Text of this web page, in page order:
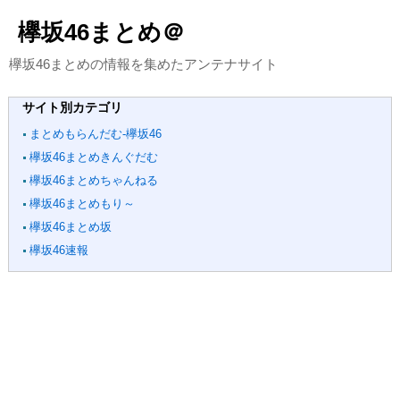
欅坂46まとめ＠
欅坂46まとめの情報を集めたアンテナサイト
サイト別カテゴリ
まとめもらんだむ-欅坂46
欅坂46まとめきんぐだむ
欅坂46まとめちゃんねる
欅坂46まとめもり～
欅坂46まとめ坂
欅坂46速報